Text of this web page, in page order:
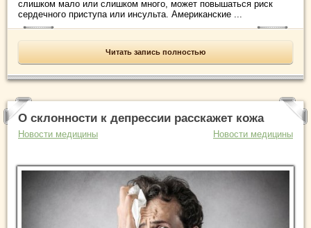
слишком мало или слишком много, может повышаться риск
сердечного приступа или инсульта. Американские ...
Читать запись полностью
О склонности к депрессии расскажет кожа
Новости медицины Новости медицины